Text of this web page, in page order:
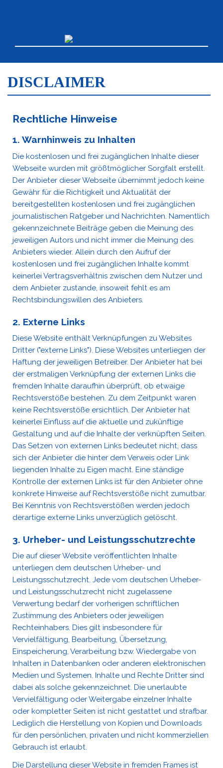
DISCLAIMER
Rechtliche Hinweise
1. Warnhinweis zu Inhalten
Die kostenlosen und frei zugänglichen Inhalte dieser
Webseite wurden mit größtmöglicher Sorgfalt erstellt.
Der Anbieter dieser Webseite übernimmt jedoch keine
Gewähr für die Richtigkeit und Aktualität der
bereitgestellten kostenlosen und frei zugänglichen
journalistischen Ratgeber und Nachrichten. Namentlich
gekennzeichnete Beiträge geben die Meinung des
jeweiligen Autors und nicht immer die Meinung des
Anbieters wieder. Allein durch den Aufruf der
kostenlosen und frei zugänglichen Inhalte kommt
keinerlei Vertragsverhältnis zwischen dem Nutzer und
dem Anbieter zustande, insoweit fehlt es am
Rechtsbindungswillen des Anbieters.
2. Externe Links
Diese Website enthält Verknüpfungen zu Websites
Dritter ("externe Links"). Diese Websites unterliegen der
Haftung der jeweiligen Betreiber. Der Anbieter hat bei
der erstmaligen Verknüpfung der externen Links die
fremden Inhalte daraufhin überprüft, ob etwaige
Rechtsverstöße bestehen. Zu dem Zeitpunkt waren
keine Rechtsverstöße ersichtlich. Der Anbieter hat
keinerlei Einfluss auf die aktuelle und zukünftige
Gestaltung und auf die Inhalte der verknüpften Seiten.
Das Setzen von externen Links bedeutet nicht, dass
sich der Anbieter die hinter dem Verweis oder Link
liegenden Inhalte zu Eigen macht. Eine ständige
Kontrolle der externen Links ist für den Anbieter ohne
konkrete Hinweise auf Rechtsverstöße nicht zumutbar.
Bei Kenntnis von Rechtsverstößen werden jedoch
derartige externe Links unverzüglich gelöscht.
3. Urheber- und Leistungsschutzrechte
Die auf dieser Website veröffentlichten Inhalte
unterliegen dem deutschen Urheber- und
Leistungsschutzrecht. Jede vom deutschen Urheber-
und Leistungsschutzrecht nicht zugelassene
Verwertung bedarf der vorherigen schriftlichen
Zustimmung des Anbieters oder jeweiligen
Rechteinhabers. Dies gilt insbesondere für
Vervielfältigung, Bearbeitung, Übersetzung,
Einspeicherung, Verarbeitung bzw. Wiedergabe von
Inhalten in Datenbanken oder anderen elektronischen
Medien und Systemen. Inhalte und Rechte Dritter sind
dabei als solche gekennzeichnet. Die unerlaubte
Vervielfältigung oder Weitergabe einzelner Inhalte
oder kompletter Seiten ist nicht gestattet und strafbar.
Lediglich die Herstellung von Kopien und Downloads
für den persönlichen, privaten und nicht kommerziellen
Gebrauch ist erlaubt.
Die Darstellung dieser Website in fremden Frames ist